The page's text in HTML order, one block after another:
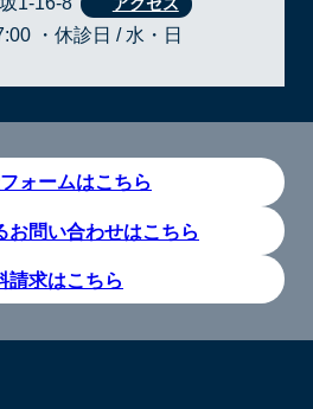
・休診日 / 水・日
ォームはこちら
お問い合わせはこちら
請求はこちら